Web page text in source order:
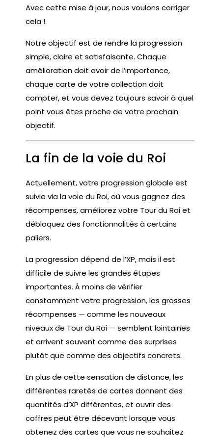
Avec cette mise à jour, nous voulons corriger
cela !
Notre objectif est de rendre la progression
simple, claire et satisfaisante. Chaque
amélioration doit avoir de l’importance,
chaque carte de votre collection doit
compter, et vous devez toujours savoir à quel
point vous êtes proche de votre prochain
objectif.
La fin de la voie du Roi
Actuellement, votre progression globale est
suivie via la voie du Roi, où vous gagnez des
récompenses, améliorez votre Tour du Roi et
débloquez des fonctionnalités à certains
paliers.
La progression dépend de l’XP, mais il est
difficile de suivre les grandes étapes
importantes. À moins de vérifier
constamment votre progression, les grosses
récompenses — comme les nouveaux
niveaux de Tour du Roi — semblent lointaines
et arrivent souvent comme des surprises
plutôt que comme des objectifs concrets.
En plus de cette sensation de distance, les
différentes raretés de cartes donnent des
quantités d’XP différentes, et ouvrir des
coffres peut être décevant lorsque vous
obtenez des cartes que vous ne souhaitez